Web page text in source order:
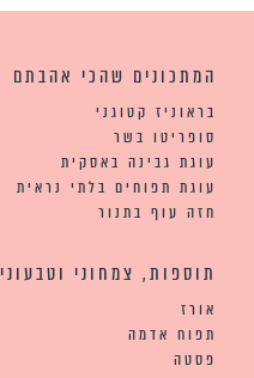
המתכונים שהכי אהבתם
בראוניז קטוגני
סופריטו בשר
עוגת גבינה באסקית
עוגת תפוחים בלתי נראית
חזה עוף בתנור
תוספות, צמחוני וטבעוני
אורז
תפוח אדמה
פסטה